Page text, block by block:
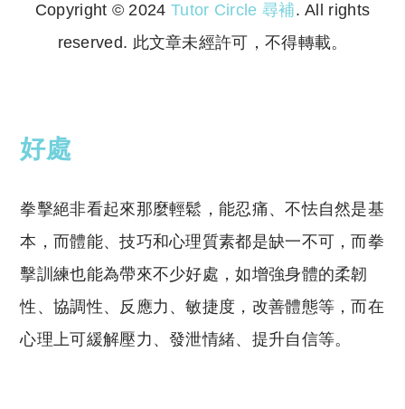
Copyright © 2024 Tutor Circle 尋補. All rights
reserved. 此文章未經許可，不得轉載。
好處
拳擊絕非看起來那麼輕鬆，能忍痛、不怯自然是基
本，而體能、技巧和心理質素都是缺一不可，而拳
擊訓練也能為帶來不少好處，如增強身體的柔韌
性、協調性、反應力、敏捷度，改善體態等，而在
心理上可緩解壓力、發泄情緒、提升自信等。